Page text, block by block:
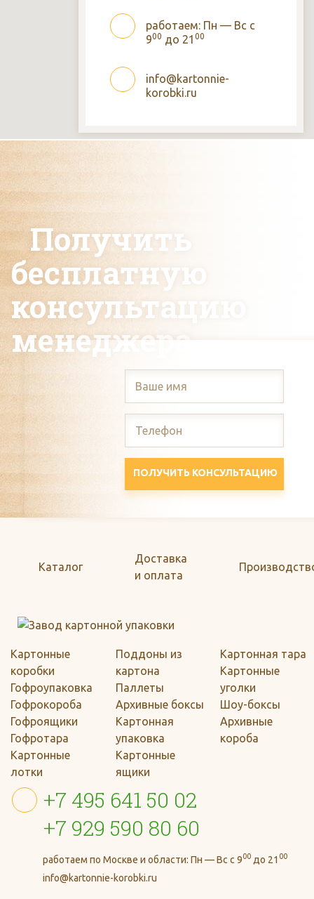
работаем: Пн — Вс с
900 до 21 00
info@kartonnie-
korobki.ru
Получить
бесплатную
консультацию
менеджера
ПОЛУЧИТЬ КОНСУЛЬТАЦИЮ
Каталог
Доставка
и оплата
Картонные
коробки
Гофроупаковка
Гофрокороба
Гофроящики
Гофротара
Картонные
лотки
Поддоны из
картона
Паллеты
Архивные боксы
Картонная
упаковка
Картонные
ящики
Картонная тара
Картонные
уголки
Шоу-боксы
Архивные
короба
+7 495 641 50 02
+7 929 590 80 60
работаем по Москве и области: Пн — Вс с 900 до 21 00
info@kartonnie-korobki.ru